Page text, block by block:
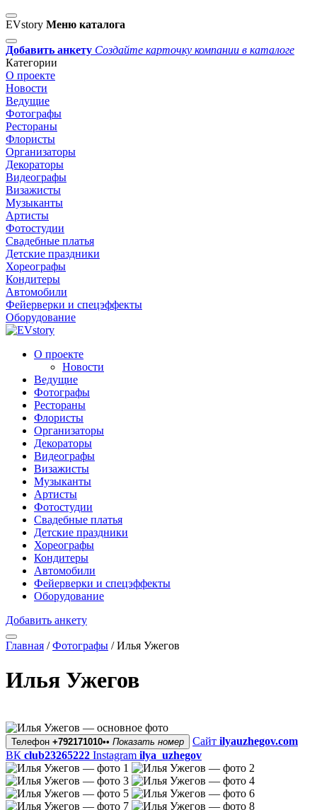
EVstory Меню каталога
Добавить анкету Создайте карточку компании в каталоге
Категории
О проекте
Новости
Ведущие
Фотографы
Рестораны
Флористы
Организаторы
Декораторы
Видеографы
Визажисты
Музыканты
Артисты
Фотостудии
Свадебные платья
Детские праздники
Хореографы
Кондитеры
Автомобили
Фейерверки и спецэффекты
Оборудование
О проекте
Новости
Ведущие
Фотографы
Рестораны
Флористы
Организаторы
Декораторы
Видеографы
Визажисты
Музыканты
Артисты
Фотостудии
Свадебные платья
Детские праздники
Хореографы
Кондитеры
Автомобили
Фейерверки и спецэффекты
Оборудование
Добавить анкету
Главная / Фотографы / Илья Ужегов
Илья Ужегов
Телефон +792171010•• Показать номер Сайт ilyauzhegov.com
ВК club23265222 Instagram ilya_uzhegov